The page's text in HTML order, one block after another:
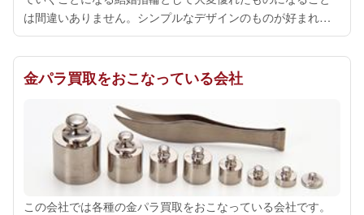
は間違いありません。シンプルなデザインのものが好まれる
というだけに、その素材にはプラチナなどの高価なものが使
用されることも、結婚指輪の大きな特徴...
金パラ買取をおこなっている会社
この会社では各種の金パラ買取をおこなっている会社です。